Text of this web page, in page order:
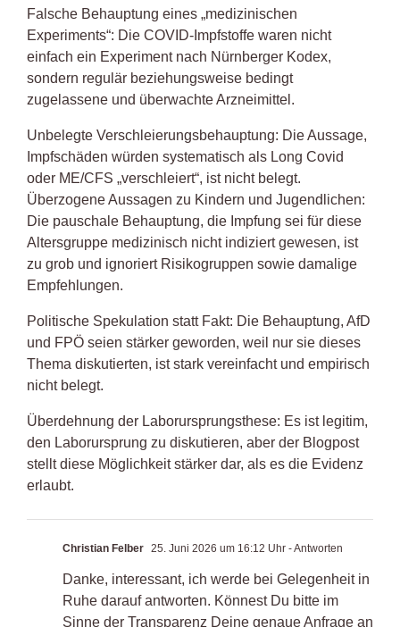
Falsche Behauptung eines „medizinischen
Experiments“: Die COVID-Impfstoffe waren nicht
einfach ein Experiment nach Nürnberger Kodex,
sondern regulär beziehungsweise bedingt
zugelassene und überwachte Arzneimittel.
Unbelegte Verschleierungsbehauptung: Die Aussage,
Impfschäden würden systematisch als Long Covid
oder ME/CFS „verschleiert“, ist nicht belegt.
Überzogene Aussagen zu Kindern und Jugendlichen:
Die pauschale Behauptung, die Impfung sei für diese
Altersgruppe medizinisch nicht indiziert gewesen, ist
zu grob und ignoriert Risikogruppen sowie damalige
Empfehlungen.
Politische Spekulation statt Fakt: Die Behauptung, AfD
und FPÖ seien stärker geworden, weil nur sie dieses
Thema diskutierten, ist stark vereinfacht und empirisch
nicht belegt.
Überdehnung der Laborursprungsthese: Es ist legitim,
den Laborursprung zu diskutieren, aber der Blogpost
stellt diese Möglichkeit stärker dar, als es die Evidenz
erlaubt.
Christian Felber 25. Juni 2026 um 16:12 Uhr - Antworten
Danke, interessant, ich werde bei Gelegenheit in
Ruhe darauf antworten. Könnest Du bitte im
Sinne der Transparenz Deine genaue Anfrage an